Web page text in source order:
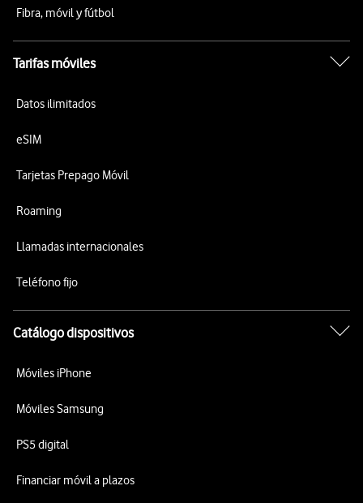
Fibra, móvil y fútbol
Tarifas móviles
Datos ilimitados
eSIM
Tarjetas Prepago Móvil
Roaming
Llamadas internacionales
Teléfono fijo
Catálogo dispositivos
Móviles iPhone
Móviles Samsung
PS5 digital
Financiar móvil a plazos